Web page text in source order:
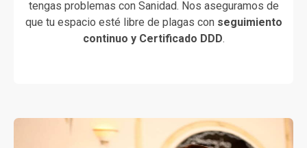
tengas problemas con Sanidad. Nos aseguramos de
que tu espacio esté libre de plagas con seguimiento
continuo y Certificado DDD.